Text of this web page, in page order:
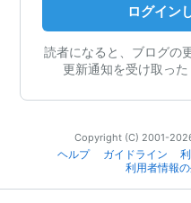
ログイン
読者になると、ブログの
更新通知を受け取った
Copyright (C) 2001-
ヘルプ
ガイドライン
利用者情報